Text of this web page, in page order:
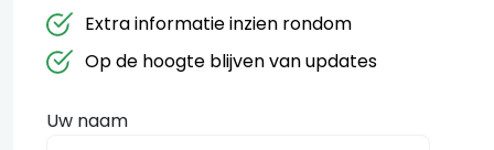
Extra informatie inzien rondom
Op de hoogte blijven van updates
Uw naam